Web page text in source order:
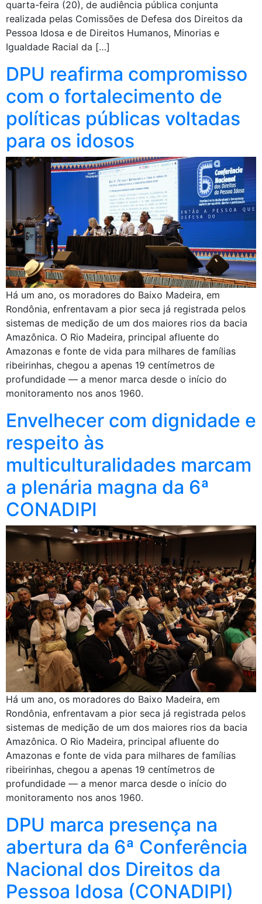
quarta-feira (20), de audiência pública conjunta
realizada pelas Comissões de Defesa dos Direitos da
Pessoa Idosa e de Direitos Humanos, Minorias e
Igualdade Racial da […]
DPU reafirma compromisso
com o fortalecimento de
políticas públicas voltadas
para os idosos
Há um ano, os moradores do Baixo Madeira, em
Rondônia, enfrentavam a pior seca já registrada pelos
sistemas de medição de um dos maiores rios da bacia
Amazônica. O Rio Madeira, principal afluente do
Amazonas e fonte de vida para milhares de famílias
ribeirinhas, chegou a apenas 19 centímetros de
profundidade — a menor marca desde o início do
monitoramento nos anos 1960.
Envelhecer com dignidade e
respeito às
multiculturalidades marcam
a plenária magna da 6ª
CONADIPI
Há um ano, os moradores do Baixo Madeira, em
Rondônia, enfrentavam a pior seca já registrada pelos
sistemas de medição de um dos maiores rios da bacia
Amazônica. O Rio Madeira, principal afluente do
Amazonas e fonte de vida para milhares de famílias
ribeirinhas, chegou a apenas 19 centímetros de
profundidade — a menor marca desde o início do
monitoramento nos anos 1960.
DPU marca presença na
abertura da 6ª Conferência
Nacional dos Direitos da
Pessoa Idosa (CONADIPI)